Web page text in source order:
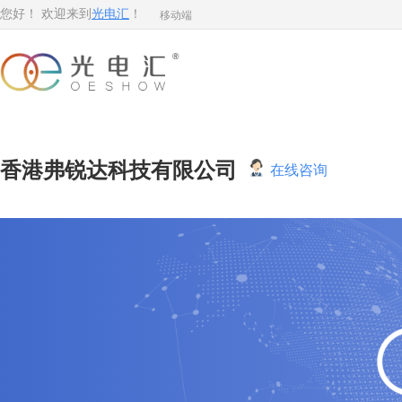
您好！ 欢迎来到 光电汇 ！ 移动端
香港弗锐达科技有限公司 在线咨询